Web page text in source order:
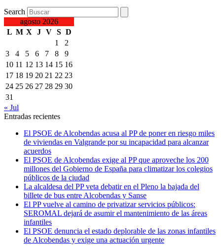
Search
agosto 2026
L M X J V S D
1
2
3
4 5 6 7 8
9
10 11 12 13 14 15 16
17 18 19 20 21 22 23
24 25 26 27 28 29 30
31
« Jul
Entradas recientes
El PSOE de Alcobendas acusa al PP de poner en riesgo miles
de viviendas en Valgrande por su incapacidad para alcanzar
acuerdos
El PSOE de Alcobendas exige al PP que aproveche los 200
millones del Gobierno de España para climatizar los colegios
públicos de la ciudad
La alcaldesa del PP veta debatir en el Pleno la bajada del
billete de bus entre Alcobendas y Sanse
El PP vuelve al camino de privatizar servicios públicos:
SEROMAL dejará de asumir el mantenimiento de las áreas
infantiles
El PSOE denuncia el estado deplorable de las zonas infantiles
de Alcobendas y exige una actuación urgente